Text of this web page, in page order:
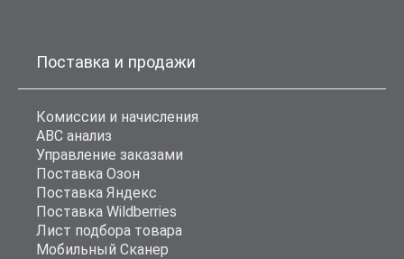
Поставка и продажи
Комиссии и начисления
ABC анализ
Управление заказами
Поставка Озон
Поставка Яндекс
Поставка Wildberries
Лист подбора товара
Мобильный Сканер